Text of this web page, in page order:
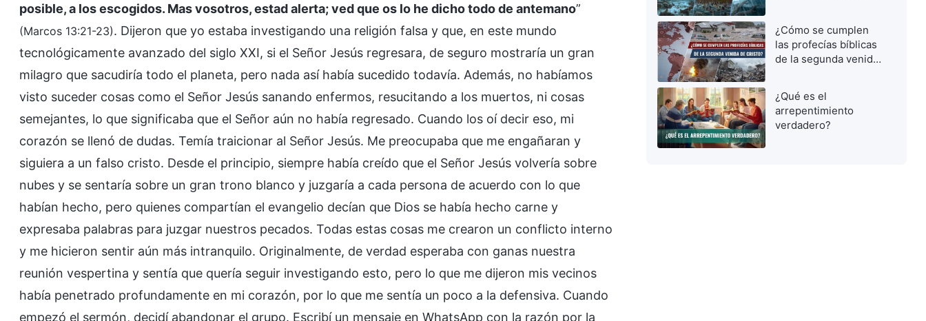
posible, a los escogidos. Mas vosotros, estad alerta; ved que os lo he dicho todo de antemano”
(Marcos 13:21-23). Dijeron que yo estaba investigando una religión falsa y que, en este mundo
tecnológicamente avanzado del siglo XXI, si el Señor Jesús regresara, de seguro mostraría un gran
milagro que sacudiría todo el planeta, pero nada así había sucedido todavía. Además, no habíamos
visto suceder cosas como el Señor Jesús sanando enfermos, resucitando a los muertos, ni cosas
semejantes, lo que significaba que el Señor aún no había regresado. Cuando los oí decir eso, mi
corazón se llenó de dudas. Temía traicionar al Señor Jesús. Me preocupaba que me engañaran y
siguiera a un falso cristo. Desde el principio, siempre había creído que el Señor Jesús volvería sobre
nubes y se sentaría sobre un gran trono blanco y juzgaría a cada persona de acuerdo con lo que
habían hecho, pero quienes compartían el evangelio decían que Dios se había hecho carne y
expresaba palabras para juzgar nuestros pecados. Todas estas cosas me crearon un conflicto interno
y me hicieron sentir aún más intranquilo. Originalmente, de verdad esperaba con ganas nuestra
reunión vespertina y sentía que quería seguir investigando esto, pero lo que me dijeron mis vecinos
había penetrado profundamente en mi corazón, por lo que me sentía un poco a la defensiva. Cuando
empezó el sermón, decidí abandonar el grupo. Escribí un mensaje en WhatsApp con la razón por la
¿Cómo se cumplen
las profecías bíblicas
de la segunda venida
¿Qué es el
arrepentimiento
verdadero?